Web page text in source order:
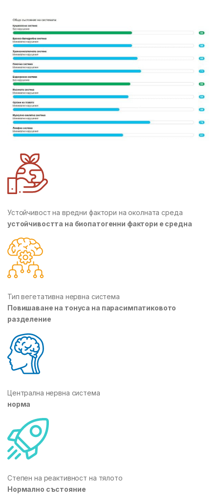
Устойчивост на вредни фактори на околната среда
устойчивостта на биопатогенни фактори е средна
Тип вегетативна нервна система
Повишаване на тонуса на парасимпатиковото
разделение
Централна нервна система
норма
Степен на реактивност на тялото
Нормално състояние